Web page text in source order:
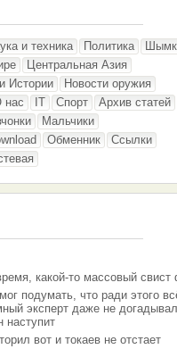
и техника Политика
Центральная Азия
Истории
Новости оружия
нас IT Спорт
Архив статей
Мальчики
Обменник
Ссылки
какой-то массовый свист
подумать, что ради этого
эксперт даже не
наступит
вот и токаев не отстает